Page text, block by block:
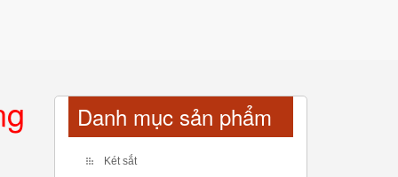
Danh mục sản phẩm
Két sắt